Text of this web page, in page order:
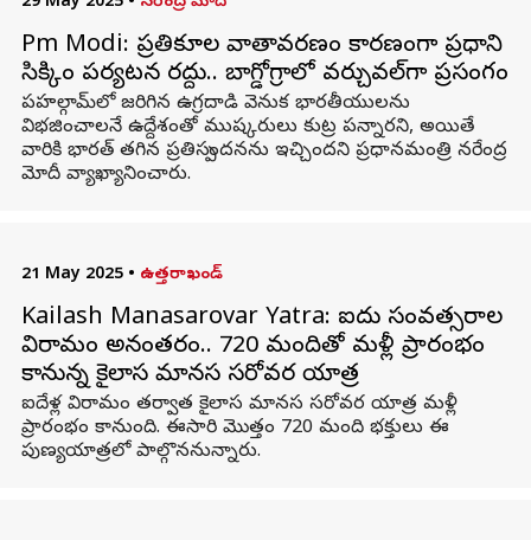
Pm Modi: ప్రతికూల వాతావరణం కారణంగా ప్రధాని
సిక్కిం పర్యటన రద్దు.. బాగ్డోగ్రాలో వర్చువల్‌గా ప్రసంగం
పహల్గామ్‌లో జరిగిన ఉగ్రదాడి వెనుక భారతీయులను
విభజించాలనే ఉద్దేశంతో ముష్కరులు కుట్ర పన్నారని, అయితే
వారికి భారత్‌ తగిన ప్రతిస్పందనను ఇచ్చిందని ప్రధానమంత్రి నరేంద్ర
మోదీ వ్యాఖ్యానించారు.
21 May 2025 • ఉత్తరాఖండ్
Kailash Manasarovar Yatra: ఐదు సంవత్సరాల
విరామం అనంతరం.. 720 మందితో మళ్లీ ప్రారంభం
కానున్న కైలాస మానస సరోవర యాత్ర
ఐదేళ్ల విరామం తర్వాత కైలాస మానస సరోవర యాత్ర మళ్లీ
ప్రారంభం కానుంది. ఈసారి మొత్తం 720 మంది భక్తులు ఈ
పుణ్యయాత్రలో పాల్గొననున్నారు.